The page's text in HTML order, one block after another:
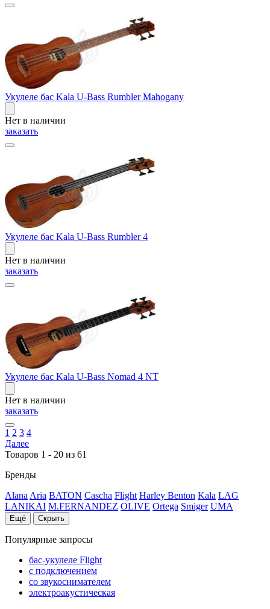
Укулеле бас Kala U-Bass Rumbler Mahogany
Нет в наличии
заказать
Укулеле бас Kala U-Bass Rumbler 4
Нет в наличии
заказать
Укулеле бас Kala U-Bass Nomad 4 NT
Нет в наличии
заказать
1 2 3 4
Далее
Товаров 1 - 20 из 61
Бренды
Alana Aria BATON Cascha Flight Harley Benton Kala LAG
LANIKAI M.FERNANDEZ OLIVE Ortega Smiger UMA
Ещё Скрыть
Популярные запросы
бас-укулеле Flight
с подключением
со звукоснимателем
электроакустическая